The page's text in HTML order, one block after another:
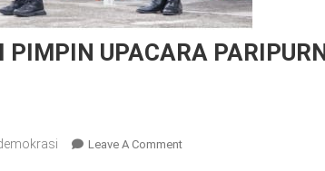
PIMPIN UPACARA
Leave A CommentOn